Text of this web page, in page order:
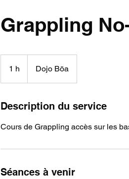
Grappling
1 h Dojo Bōa
Description du service
Cours de Grappling accès sur les
Séances à venir